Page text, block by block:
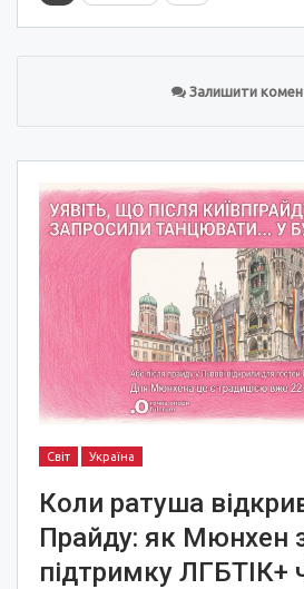
Залишити
Світ Україна
Коли ратуша
Прайду: як Мюнхен
підтримку ЛГБТІК+